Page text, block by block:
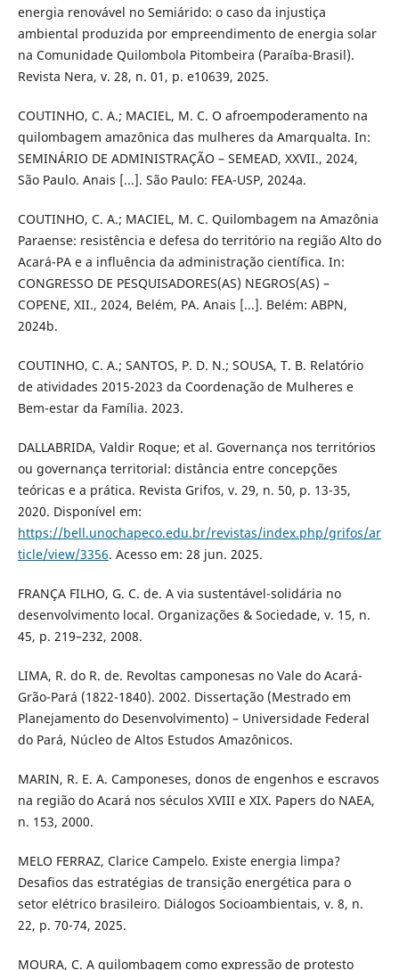
energia renovável no Semiárido: o caso da injustiça
ambiental produzida por empreendimento de energia solar
na Comunidade Quilombola Pitombeira (Paraíba-Brasil).
Revista Nera, v. 28, n. 01, p. e10639, 2025.
COUTINHO, C. A.; MACIEL, M. C. O afroempoderamento na
quilombagem amazônica das mulheres da Amarqualta. In:
SEMINÁRIO DE ADMINISTRAÇÃO – SEMEAD, XXVII., 2024,
São Paulo. Anais [...]. São Paulo: FEA-USP, 2024a.
COUTINHO, C. A.; MACIEL, M. C. Quilombagem na Amazônia
Paraense: resistência e defesa do território na região Alto do
Acará-PA e a influência da administração científica. In:
CONGRESSO DE PESQUISADORES(AS) NEGROS(AS) –
COPENE, XII., 2024, Belém, PA. Anais [...]. Belém: ABPN,
2024b.
COUTINHO, C. A.; SANTOS, P. D. N.; SOUSA, T. B. Relatório
de atividades 2015-2023 da Coordenação de Mulheres e
Bem-estar da Família. 2023.
DALLABRIDA, Valdir Roque; et al. Governança nos territórios
ou governança territorial: distância entre concepções
teóricas e a prática. Revista Grifos, v. 29, n. 50, p. 13-35,
2020. Disponível em:
https://bell.unochapeco.edu.br/revistas/index.php/grifos/ar
ticle/view/3356. Acesso em: 28 jun. 2025.
FRANÇA FILHO, G. C. de. A via sustentável-solidária no
desenvolvimento local. Organizações & Sociedade, v. 15, n.
45, p. 219–232, 2008.
LIMA, R. do R. de. Revoltas camponesas no Vale do Acará-
Grão-Pará (1822-1840). 2002. Dissertação (Mestrado em
Planejamento do Desenvolvimento) – Universidade Federal
do Pará, Núcleo de Altos Estudos Amazônicos.
MARIN, R. E. A. Camponeses, donos de engenhos e escravos
na região do Acará nos séculos XVIII e XIX. Papers do NAEA,
n. 153, 2000.
MELO FERRAZ, Clarice Campelo. Existe energia limpa?
Desafios das estratégias de transição energética para o
setor elétrico brasileiro. Diálogos Socioambientais, v. 8, n.
22, p. 70-74, 2025.
MOURA, C. A quilombagem como expressão de protesto